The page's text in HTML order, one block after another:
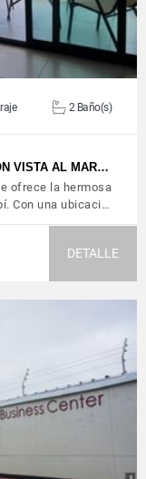
2 Baño(s)
VISTA AL MAR…
ofrece la hermosa
Con una ubicaci…
DETALLE